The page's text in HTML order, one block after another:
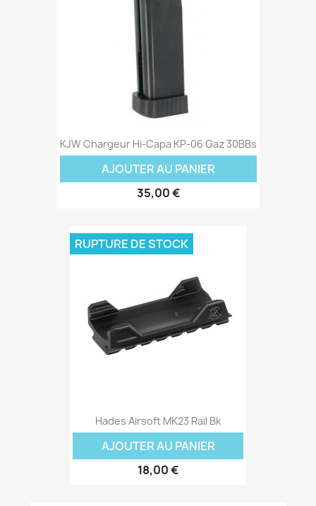
KJW Chargeur Hi-Capa KP-06 Gaz 30BBs
AJOUTER AU PANIER
35,00 €
Hades Airsoft MK23 Rail Bk
AJOUTER AU PANIER
18,00 €
RUPTURE DE STOCK